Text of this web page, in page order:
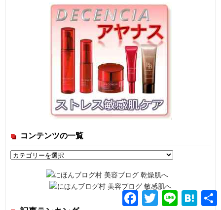
コンテンツの一覧
コ
FacebookTwitter Line Hatena